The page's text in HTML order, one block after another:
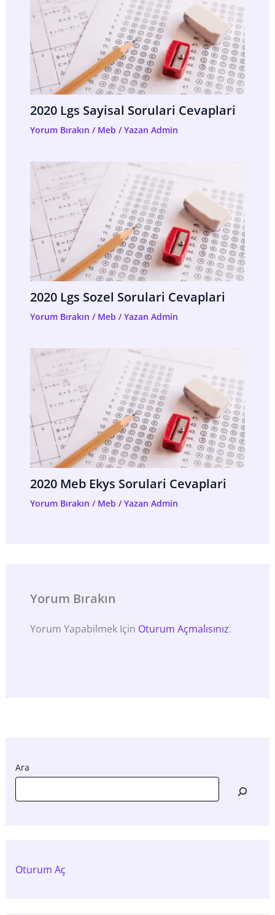
2020 Lgs Sayisal Sorulari Cevaplari
Yorum Bırakın / Meb / Yazan Admin
2020 Lgs Sozel Sorulari Cevaplari
Yorum Bırakın / Meb / Yazan Admin
2020 Meb Ekys Sorulari Cevaplari
Yorum Bırakın / Meb / Yazan Admin
Yorum Bırakın
Yorum Yapabilmek Için Oturum Açmalısınız.
Ara
Oturum Aç